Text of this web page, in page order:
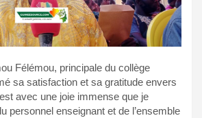
Félémou, principale du collège
sa satisfaction et sa gratitude envers
avec une joie immense que je
personnel enseignant et de l’ensemble